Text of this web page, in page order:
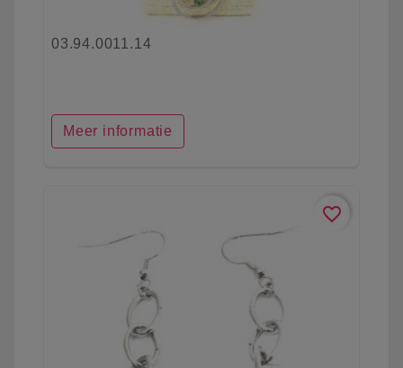
03.94.0011.14
Meer informatie
favorite_border